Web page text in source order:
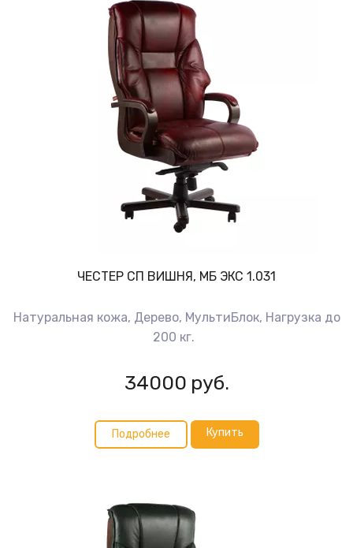
ЧЕСТЕР СП ВИШНЯ, МБ ЭКС 1.031
Натуральная кожа, Дерево, МультиБлок, Нагрузка до
200 кг.
34000 руб.
Подробнее Купить